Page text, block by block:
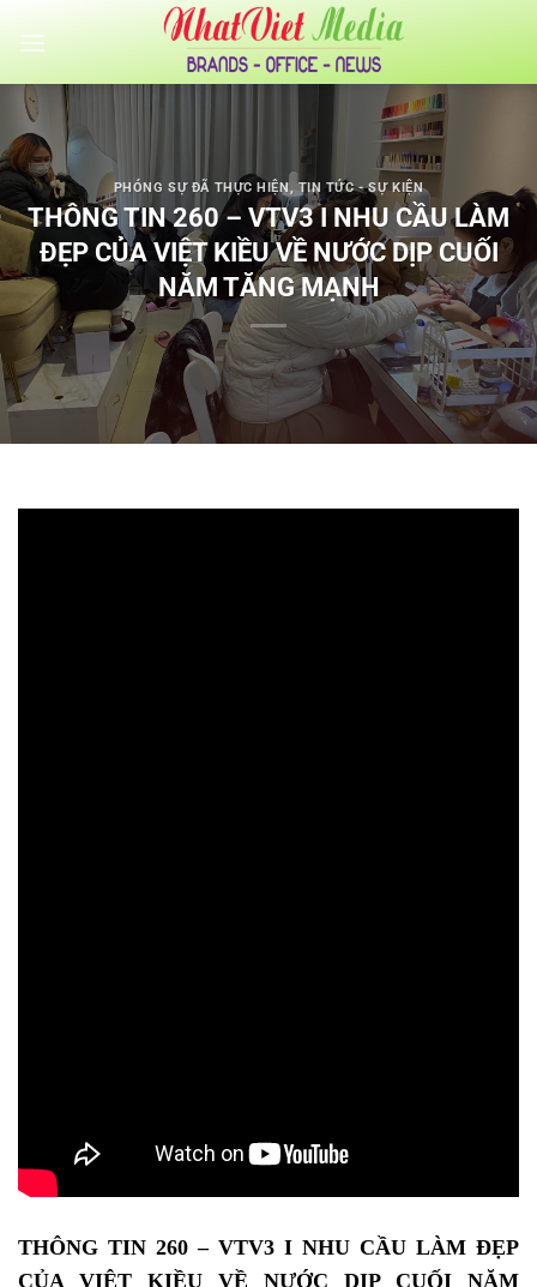
qua
dung
PHÓNG SỰ ĐÃ THỰC HIỆN,TIN TỨC - SỰ KIỆN
THÔNG TIN 260 – VTV3 I NHU CẦU LÀM
ĐẸP CỦA VIỆT KIỀU VỀ NƯỚC DỊP CUỐI
NĂM TĂNG MẠNH
THÔNG TIN 260 – VTV3 I NHU CẦU LÀM ĐẸP
CỦA VIỆT KIỀU VỀ NƯỚC DỊP CUỐI NĂM